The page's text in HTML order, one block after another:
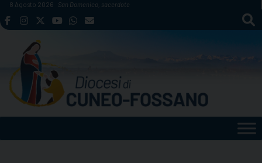
Skip
to
8 Agosto 2026 San Domenico, sacerdote